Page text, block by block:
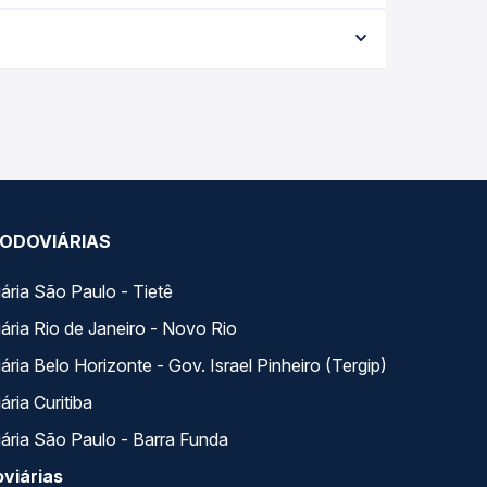
oferta para o seu roteiro.
São Paulo - Tietê
Rio de Janeiro - Novo Rio
Belo Horizonte - Gov. Israel Pinheiro (Tergip)
Curitiba
São Paulo - Barra Funda